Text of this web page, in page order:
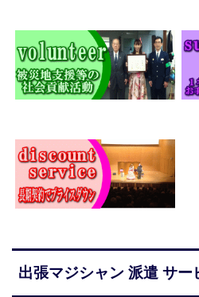
出張マジシャン 派遣 サ